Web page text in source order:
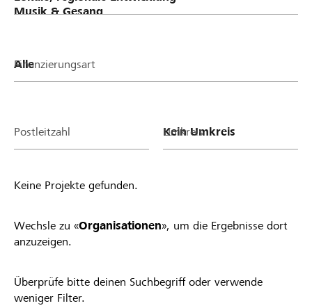
Finanzierungsart
Postleitzahl Umkreis
Keine Projekte gefunden.
Wechsle zu «Organisationen», um die Ergebnisse dort
anzuzeigen.
Überprüfe bitte deinen Suchbegriff oder verwende
weniger Filter.